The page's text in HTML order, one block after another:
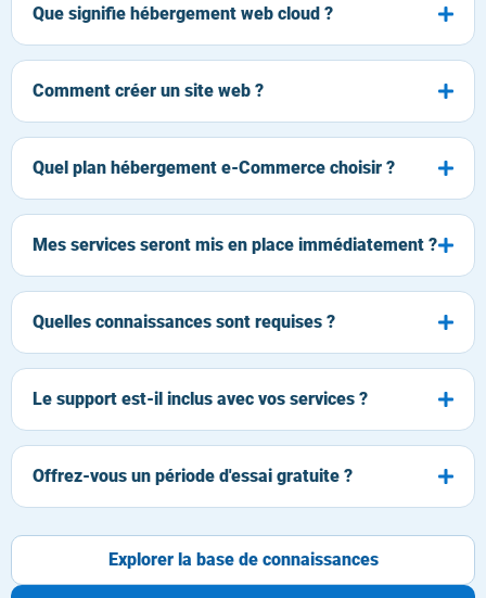
Que signifie hébergement web cloud ?
Comment créer un site web ?
Quel plan hébergement e-Commerce choisir ?
Mes services seront mis en place immédiatement ?
Quelles connaissances sont requises ?
Le support est-il inclus avec vos services ?
Offrez-vous un période d'essai gratuite ?
Explorer la base de connaissances